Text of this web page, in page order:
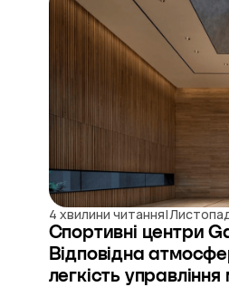
4 хвилини читання|
Спортивні центри
Відповідна
легкість